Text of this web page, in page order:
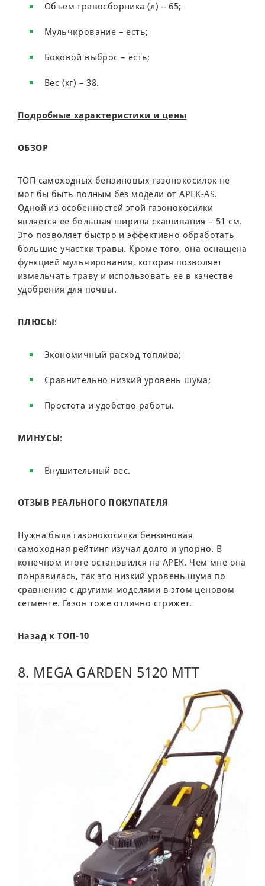
Объем травосборника (л) – 65;
Мульчирование – есть;
Боковой выброс – есть;
Вес (кг) – 38.
Подробные характеристики и цены
ОБЗОР
ТОП самоходных бензиновых газонокосилок не
мог бы быть полным без модели от APEK-AS.
Одной из особенностей этой газонокосилки
является ее большая ширина скашивания – 51 см.
Это позволяет быстро и эффективно обработать
большие участки травы. Кроме того, она оснащена
функцией мульчирования, которая позволяет
измельчать траву и использовать ее в качестве
удобрения для почвы.
ПЛЮСЫ:
Экономичный расход топлива;
Сравнительно низкий уровень шума;
Простота и удобство работы.
МИНУСЫ:
Внушительный вес.
ОТЗЫВ РЕАЛЬНОГО ПОКУПАТЕЛЯ
Нужна была газонокосилка бензиновая
самоходная рейтинг изучал долго и упорно. В
конечном итоге остановился на APEK. Чем мне она
понравилась, так это низкий уровень шума по
сравнению с другими моделями в этом ценовом
сегменте. Газон тоже отлично стрижет.
Назад к ТОП-10
8. MEGA GARDEN 5120 MTT